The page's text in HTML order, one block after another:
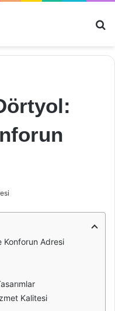
Konforun Adresi
Kalitesi